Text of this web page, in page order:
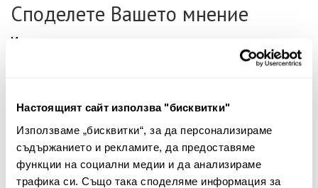
Настоящият сайт използва "бисквитки"
Използваме „бисквитки“, за да персонализираме
съдържанието и рекламите, да предоставяме
функции на социални медии и да анализираме
трафика си. Също така споделяме информация за
Споделете Вашето мнение
Име
Вашият коментар: